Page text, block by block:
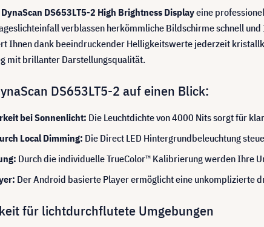
DynaScan DS653LT5-2 High Brightness Displayeine
verblassen herkömmliche Bildschirme schnell
Ihnen dank beeindruckender Helligkeitswerte jederzeit
mit brillanter Darstellungsqualität.
DS653LT5-2 auf einen Blick:
bei Sonnenlicht: Die Leuchtdichte von 4000 Nits sorgt für
Local Dimming: Die Direct LED Hintergrundbeleuchtung
Durch die individuelle TrueColor™ Kalibrierung werden Ihre
Der Android basierte Player ermöglicht eine unkomplizierte
für lichtdurchflutete Umgebungen